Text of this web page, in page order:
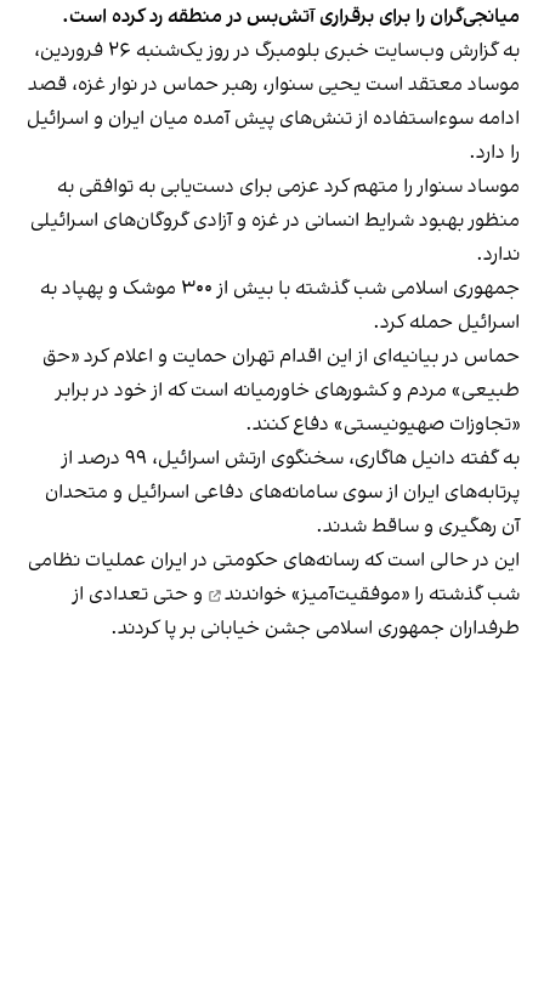
میانجی‌گران را برای برقراری آتش‌بس در منطقه رد کرده است.
به گزارش وب‌سایت خبری بلومبرگ
در روز یک‌شنبه ۲۶ فروردین،
موساد معتقد است یحیی سنوار، رهبر حماس در نوار غزه، قصد
ادامه سوءاستفاده از تنش‌های پیش آمده میان ایران و اسرائیل
را دارد.
موساد سنوار را متهم کرد عزمی برای دست‌یابی به توافقی به
منظور بهبود شرایط انسانی در غزه و آزادی گروگان‌های اسرائیلی
ندارد.
جمهوری اسلامی شب گذشته با بیش از ۳۰۰ موشک و پهپاد به
اسرائیل حمله کرد.
حماس در بیانیه‌ای از این اقدام تهران حمایت و اعلام کرد «حق
طبیعی» مردم و کشورهای خاورمیانه است که از خود در برابر
«تجاوزات صهیونیستی» دفاع کنند.
به گفته دانیل هاگاری، سخنگوی ارتش اسرائیل، ۹۹ درصد از
پرتابه‌های ایران از سوی سامانه‌های دفاعی اسرائیل و متحدان
آن رهگیری و ساقط شدند.
این در حالی است که رسانه‌های حکومتی در ایران عملیات نظامی
شب گذشته را «موفقیت‌آمیز» خواندند
و حتی تعدادی از
طرفداران جمهوری اسلامی جشن خیابانی بر پا کردند.